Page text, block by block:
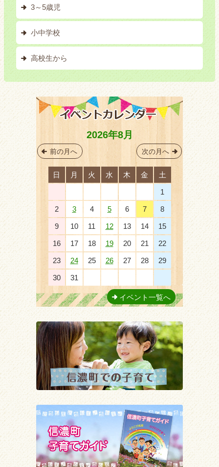
3～5歳児
小中学校
高校生から
前の月へ 次の月へ
2026年8月
日 月 火 水 木 金 土
1
2 3 4 5 6 7 8
9 10 11 12 13 14 15
16 17 18 19 20 21 22
23 24 25 26 27 28 29
30 31
イベント一覧へ